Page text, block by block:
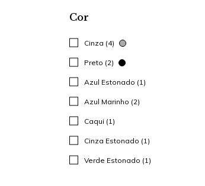
Cor
Cinza (4)
Preto (2)
Azul Estonado (1)
Azul Marinho (2)
Caqui (1)
Cinza Estonado (1)
Verde Estonado (1)